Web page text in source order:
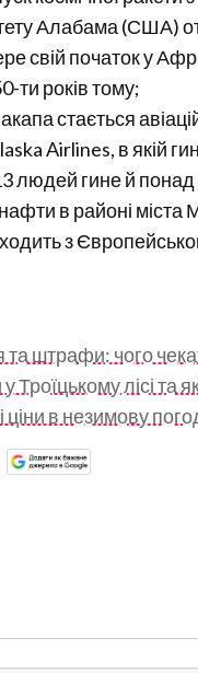
Алабама (США)
свій початок у
ти років тому;
стається
Airlines, в якій
людей гине й
в районі міста
з
штрафи: чого
лісі та
в незимову